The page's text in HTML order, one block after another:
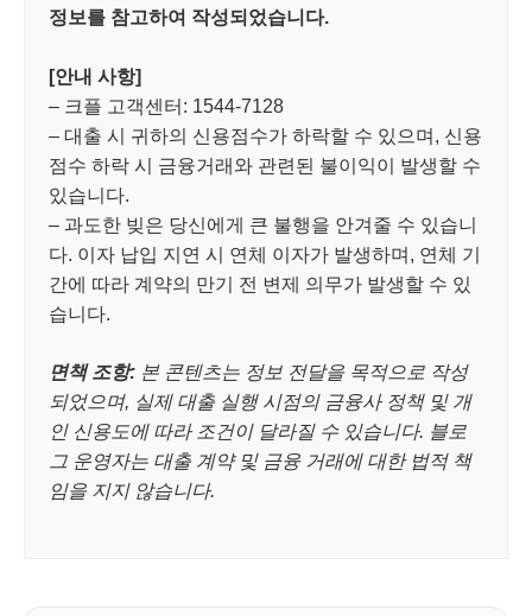
정보를 참고하여 작성되었습니다.
[안내 사항]
– 크플 고객센터: 1544-7128
– 대출 시 귀하의 신용점수가 하락할 수 있으며, 신용
점수 하락 시 금융거래와 관련된 불이익이 발생할 수
있습니다.
– 과도한 빚은 당신에게 큰 불행을 안겨줄 수 있습니
다. 이자 납입 지연 시 연체 이자가 발생하며, 연체 기
간에 따라 계약의 만기 전 변제 의무가 발생할 수 있
습니다.
면책 조항: 본 콘텐츠는 정보 전달을 목적으로 작성
되었으며, 실제 대출 실행 시점의 금융사 정책 및 개
인 신용도에 따라 조건이 달라질 수 있습니다. 블로
그 운영자는 대출 계약 및 금융 거래에 대한 법적 책
임을 지지 않습니다.